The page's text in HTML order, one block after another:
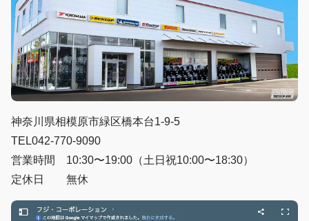
神奈川県相模原市緑区橋本台1-9-5
TEL042-770-9090
営業時間 10:30〜19:00（土日祝10:00〜18:30）
定休日 無休